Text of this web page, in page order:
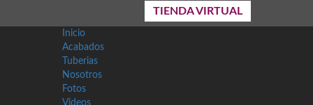
TIENDA VIRTUAL
Inicio
Acabados
Tuberias
Nosotros
Fotos
Videos